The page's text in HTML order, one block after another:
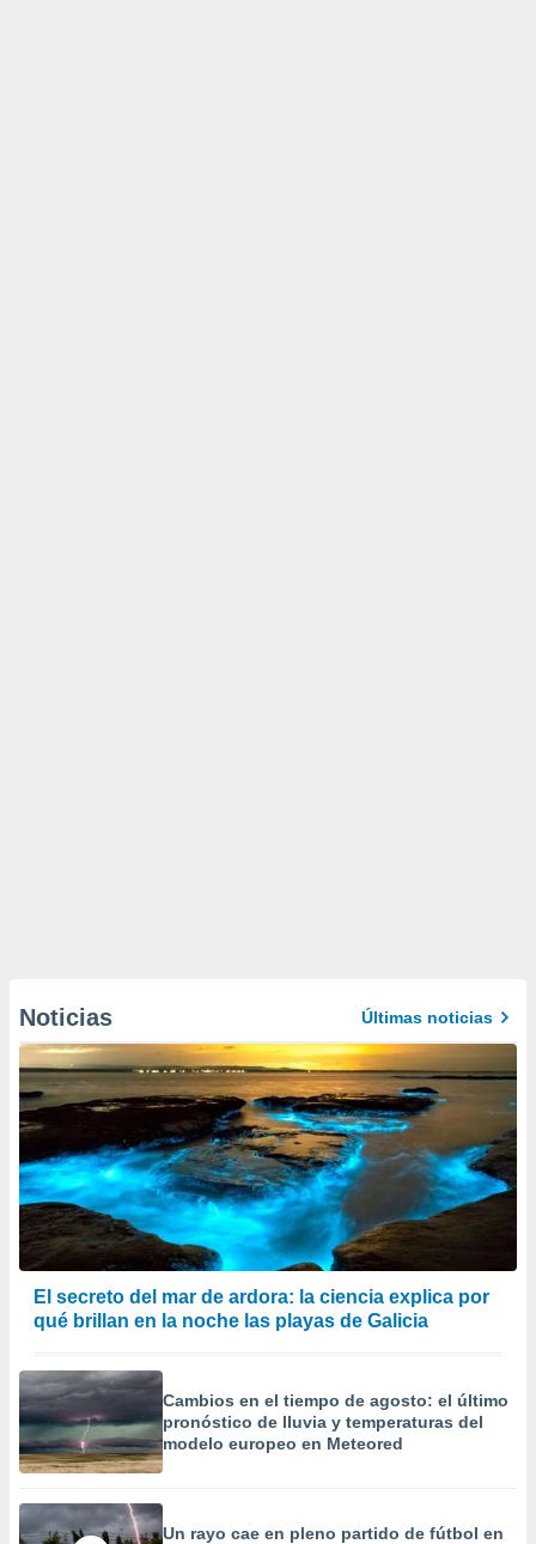
Noticias Últimas noticias
El secreto del mar de ardora: la ciencia explica por
qué brillan en la noche las playas de Galicia
Cambios en el tiempo de agosto: el último
pronóstico de lluvia y temperaturas del
modelo europeo en Meteored
Un rayo cae en pleno partido de fútbol en